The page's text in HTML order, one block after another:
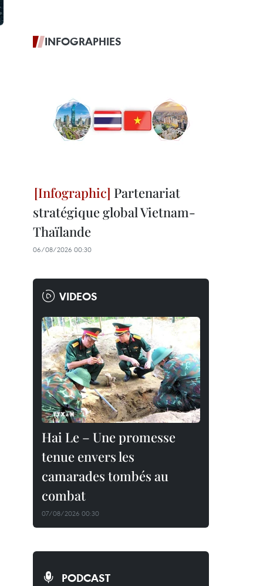
INFOGRAPHIES
Partenariat
stratégique global Vietnam-
Thaïlande
06/08/2026 00:30
VIDEOS
Hai Le – Une promesse
tenue envers les
camarades tombés au
combat
07/08/2026 00:30
PODCAST